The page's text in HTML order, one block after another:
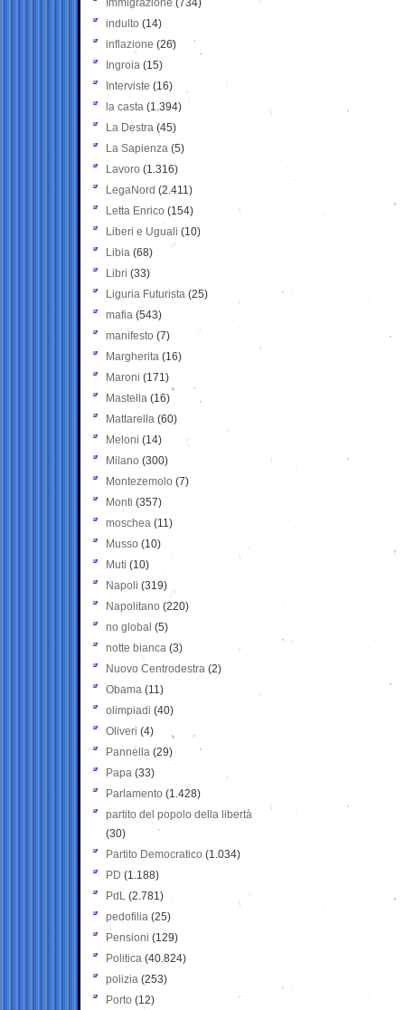
Immigrazione (734)
indulto (14)
inflazione (26)
Ingroia (15)
Interviste (16)
la casta (1.394)
La Destra (45)
La Sapienza (5)
Lavoro (1.316)
LegaNord (2.411)
Letta Enrico (154)
Liberi e Uguali (10)
Libia (68)
Libri (33)
Liguria Futurista (25)
mafia (543)
manifesto (7)
Margherita (16)
Maroni (171)
Mastella (16)
Mattarella (60)
Meloni (14)
Milano (300)
Montezemolo (7)
Monti (357)
moschea (11)
Musso (10)
Muti (10)
Napoli (319)
Napolitano (220)
no global (5)
notte bianca (3)
Nuovo Centrodestra (2)
Obama (11)
olimpiadi (40)
Oliveri (4)
Pannella (29)
Papa (33)
Parlamento (1.428)
partito del popolo della libertà
(30)
Partito Democratico (1.034)
PD (1.188)
PdL (2.781)
pedofilia (25)
Pensioni (129)
Politica (40.824)
polizia (253)
Porto (12)